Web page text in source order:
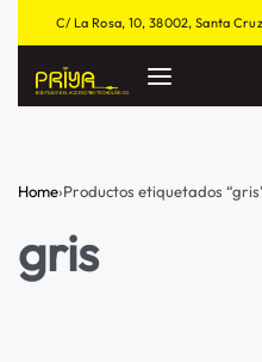
C/ La Rosa, 10, 38002, Santa
Home›Productos etiquetados
gris